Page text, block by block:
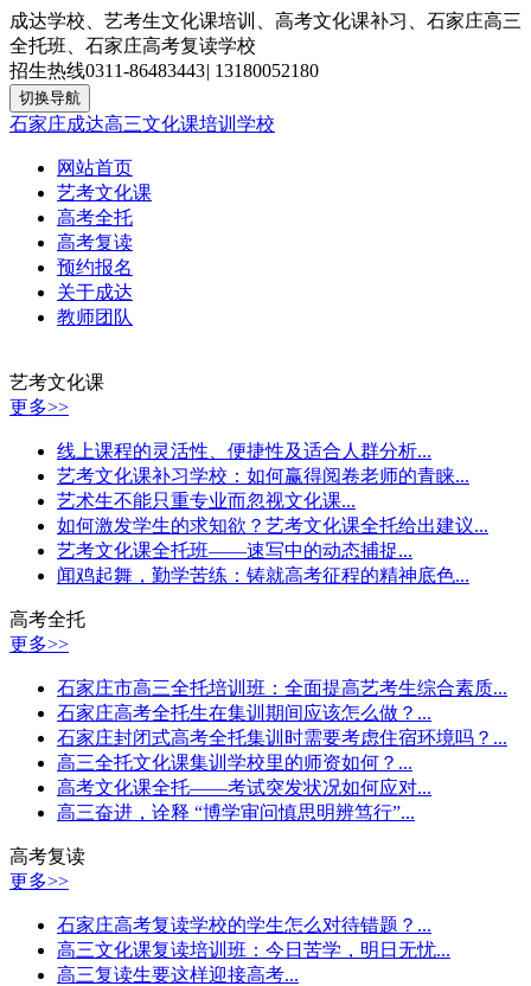
成达学校、艺考生文化课培训、高考文化课补习、石家庄高三
全托班、石家庄高考复读学校
招生热线0311-86483443| 13180052180
切换导航
石家庄成达高三文化课培训学校
网站首页
艺考文化课
高考全托
高考复读
预约报名
关于成达
教师团队
艺考文化课
更多>>
线上课程的灵活性、便捷性及适合人群分析...
艺考文化课补习学校：如何赢得阅卷老师的青睐...
艺术生不能只重专业而忽视文化课...
如何激发学生的求知欲？艺考文化课全托给出建议...
艺考文化课全托班——速写中的动态捕捉...
闻鸡起舞，勤学苦练：铸就高考征程的精神底色...
高考全托
更多>>
石家庄市高三全托培训班：全面提高艺考生综合素质...
石家庄高考全托生在集训期间应该怎么做？...
石家庄封闭式高考全托集训时需要考虑住宿环境吗？...
高三全托文化课集训学校里的师资如何？...
高考文化课全托——考试突发状况如何应对...
高三奋进，诠释 “博学审问慎思明辨笃行”...
高考复读
更多>>
石家庄高考复读学校的学生怎么对待错题？...
高三文化课复读培训班：今日苦学，明日无忧...
高三复读生要这样迎接高考...